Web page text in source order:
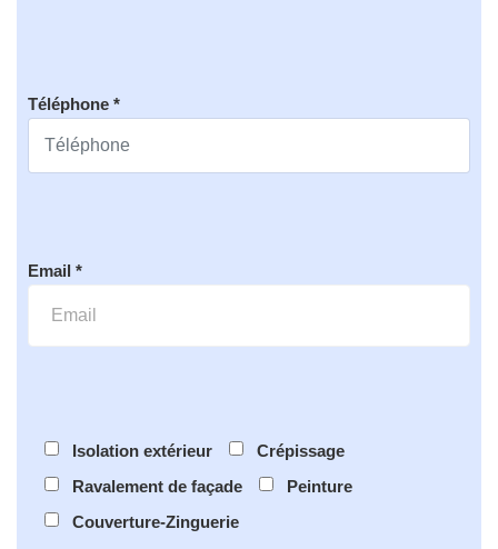
Téléphone *
Email *
Isolation extérieur
Crépissage
Ravalement de façade
Peinture
Couverture-Zinguerie